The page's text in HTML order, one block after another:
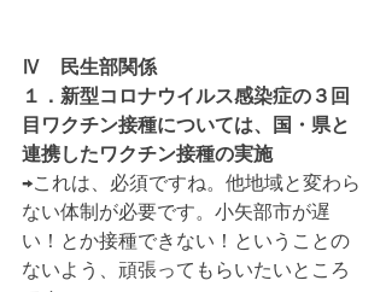
Ⅳ　民生部関係
１．新型コロナウイルス感染症の３回
目ワクチン接種については、国・県と
連携したワクチン接種の実施
→これは、必須ですね。他地域と変わら
ない体制が必要です。小矢部市が遅
い！とか接種できない！ということの
ないよう、頑張ってもらいたいところ